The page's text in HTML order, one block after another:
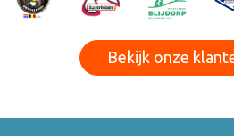
Bekijk onze